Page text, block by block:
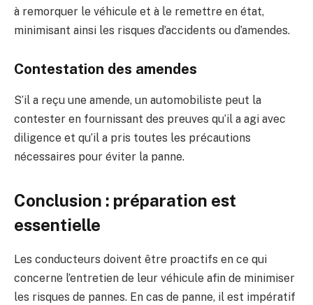
à remorquer le véhicule et à le remettre en état,
minimisant ainsi les risques d’accidents ou d’amendes.
Contestation des amendes
S’il a reçu une amende, un automobiliste peut la
contester en fournissant des preuves qu’il a agi avec
diligence et qu’il a pris toutes les précautions
nécessaires pour éviter la panne.
Conclusion : préparation est
essentielle
Les conducteurs doivent être proactifs en ce qui
concerne l’entretien de leur véhicule afin de minimiser
les risques de pannes. En cas de panne, il est impératif